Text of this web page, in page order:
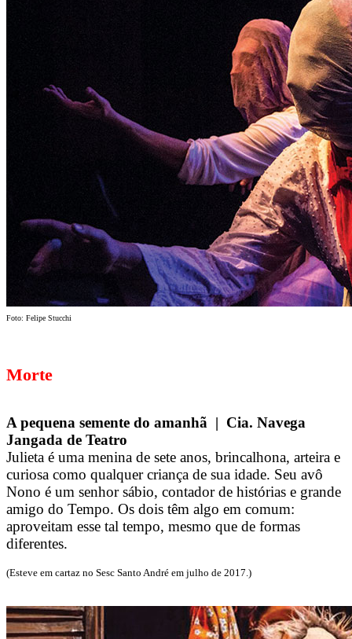
Foto: Felipe Stucchi
Morte
A pequena semente do amanhã | Cia. Navega
Jangada de Teatro
Julieta é uma menina de sete anos, brincalhona, arteira e
curiosa como qualquer criança de sua idade. Seu avô
Nono é um senhor sábio, contador de histórias e grande
amigo do Tempo. Os dois têm algo em comum:
aproveitam esse tal tempo, mesmo que de formas
diferentes.
(Esteve em cartaz no Sesc Santo André em julho de 2017.)